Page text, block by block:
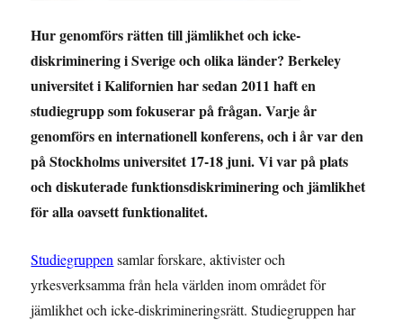
Hur genomförs rätten till jämlikhet och icke-
diskriminering i Sverige och olika länder? Berkeley
universitet i Kalifornien har sedan 2011 haft en
studiegrupp som fokuserar på frågan. Varje år
genomförs en internationell konferens, och i år var den
på Stockholms universitet 17-18 juni. Vi var på plats
och diskuterade funktionsdiskriminering och jämlikhet
för alla oavsett funktionalitet.
Studiegruppen samlar forskare, aktivister och
yrkesverksamma från hela världen inom området för
jämlikhet och icke-diskrimineringsrätt. Studiegruppen har